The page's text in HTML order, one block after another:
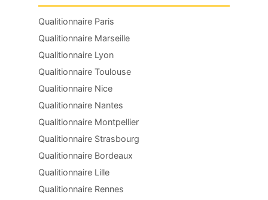
Qualitionnaire Paris
Qualitionnaire Marseille
Qualitionnaire Lyon
Qualitionnaire Toulouse
Qualitionnaire Nice
Qualitionnaire Nantes
Qualitionnaire Montpellier
Qualitionnaire Strasbourg
Qualitionnaire Bordeaux
Qualitionnaire Lille
Qualitionnaire Rennes